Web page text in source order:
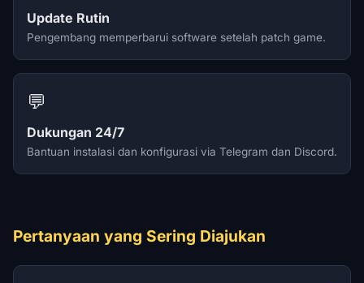
Update Rutin
Pengembang memperbarui software setelah patch game.
💬
Dukungan 24/7
Bantuan instalasi dan konfigurasi via Telegram dan Discord.
Pertanyaan yang Sering Diajukan